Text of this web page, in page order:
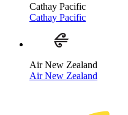
Cathay Pacific
Cathay Pacific
Air New Zealand
Air New Zealand